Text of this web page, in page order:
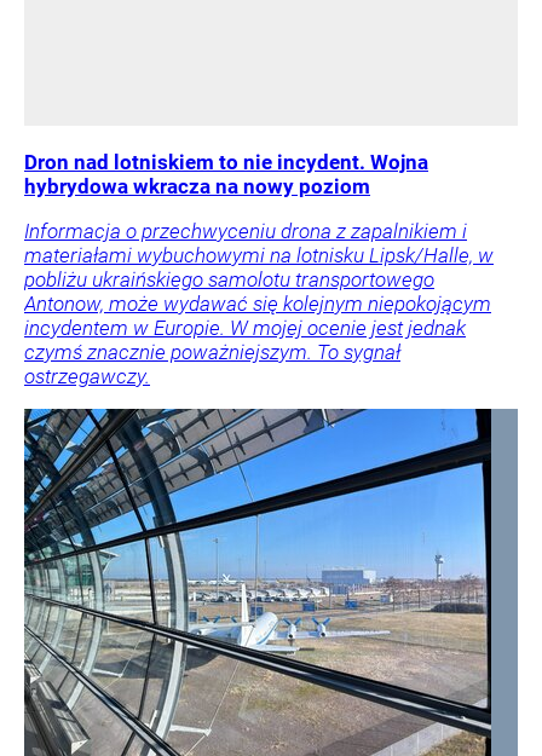
Dron nad lotniskiem to nie incydent. Wojna
hybrydowa wkracza na nowy poziom
Informacja o przechwyceniu drona z zapalnikiem i
materiałami wybuchowymi na lotnisku Lipsk/Halle, w
pobliżu ukraińskiego samolotu transportowego
Antonow, może wydawać się kolejnym niepokojącym
incydentem w Europie. W mojej ocenie jest jednak
czymś znacznie poważniejszym. To sygnał
ostrzegawczy.